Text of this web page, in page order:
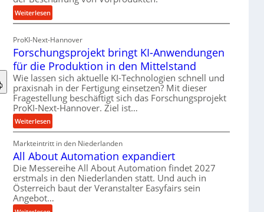
n
f
h
r
u
n
g
e
n
e
r
h
ö
h
e
n
d
Weiterlesen:
M
e
r
i
a
l
v
e
r
s
o
r
g
u
n
ProKI-Next-Hannover
Forschungsprojekt bringt KI-Anwendungen
für die Produktion in den Mittelstand
Wie lassen sich aktuelle KI-Technologien schnell und
praxisnah in der Fertigung einsetzen? Mit dieser
Fragestellung beschäftigt sich das Forschungsprojekt
ProKI-Next-Hannover. Ziel ist…
Weiterlesen:
F
o
r
s
c
h
u
n
Markteintritt in den Niederlanden
All About Automation expandiert
Die Messereihe All About Automation findet 2027
erstmals in den Niederlanden statt. Und auch in
Österreich baut der Veranstalter Easyfairs sein
Angebot…